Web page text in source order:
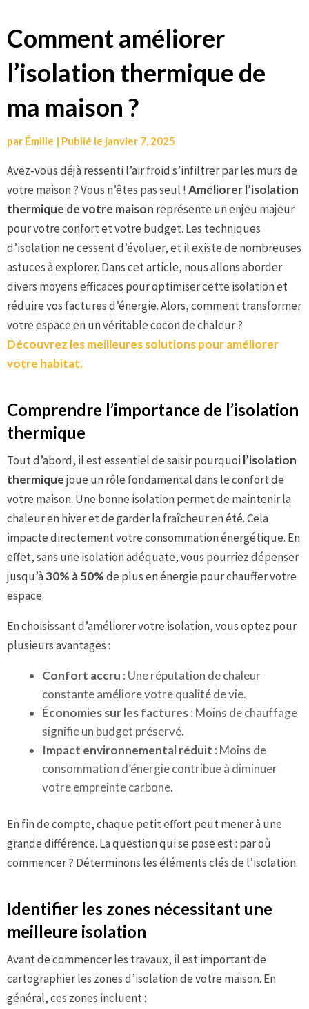
Aller
au
contenu
Comment améliorer
l’isolation thermique de
ma maison ?
par Émilie | Publié le janvier 7, 2025
Avez-vous déjà ressenti l’air froid s’infiltrer par les murs de
votre maison ? Vous n’êtes pas seul !Améliorer l’isolation
thermique de votre maison représente un enjeu majeur
pour votre confort et votre budget. Les techniques
d’isolation ne cessent d’évoluer, et il existe de nombreuses
astuces à explorer. Dans cet article, nous allons aborder
divers moyens efficaces pour optimiser cette isolation et
réduire vos factures d’énergie. Alors, comment transformer
votre espace en un véritable cocon de chaleur ?
Découvrez les meilleures solutions pour améliorer
votre habitat.
Comprendre l’importance de l’isolation
thermique
Tout d’abord, il est essentiel de saisir pourquoil’isolation
thermiquejoue un rôle fondamental dans le confort de
votre maison. Une bonne isolation permet de maintenir la
chaleur en hiver et de garder la fraîcheur en été. Cela
impacte directement votre consommation énergétique. En
effet, sans une isolation adéquate, vous pourriez dépenser
jusqu’à30% à 50%de plus en énergie pour chauffer votre
espace.
En choisissant d’améliorer votre isolation, vous optez pour
plusieurs avantages :
Confort accru : Une réputation de chaleur
constante améliore votre qualité de vie.
Économies sur les factures: Moins de chauffage
signifie un budget préservé.
Impact environnemental réduit : Moins de
consommation d’énergie contribue à diminuer
votre empreinte carbone.
En fin de compte, chaque petit effort peut mener à une
grande différence. La question qui se pose est : par où
commencer ? Déterminons les éléments clés de l’isolation.
Identifier les zones nécessitant une
meilleure isolation
Avant de commencer les travaux, il est important de
cartographier les zones d’isolation de votre maison. En
général, ces zones incluent :